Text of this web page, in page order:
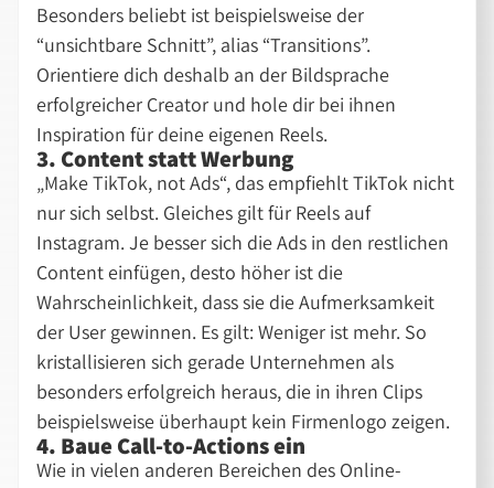
Besonders beliebt ist beispielsweise der
“unsichtbare Schnitt”, alias “Transitions”.
Orientiere dich deshalb an der Bildsprache
erfolgreicher Creator und hole dir bei ihnen
Inspiration für deine eigenen Reels.
3. Content statt Werbung
„Make TikTok, not Ads“, das empfiehlt TikTok nicht
nur sich selbst. Gleiches gilt für Reels auf
Instagram. Je besser sich die Ads in den restlichen
Content einfügen, desto höher ist die
Wahrscheinlichkeit, dass sie die Aufmerksamkeit
der User gewinnen. Es gilt: Weniger ist mehr. So
kristallisieren sich gerade Unternehmen als
besonders erfolgreich heraus, die in ihren Clips
beispielsweise überhaupt kein Firmenlogo zeigen.
4. Baue Call-to-Actions ein
Wie in vielen anderen Bereichen des Online-